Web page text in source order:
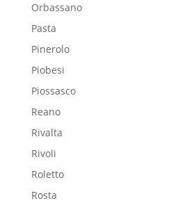
Orbassano
Pasta
Pinerolo
Piobesi
Piossasco
Reano
Rivalta
Rivoli
Roletto
Rosta